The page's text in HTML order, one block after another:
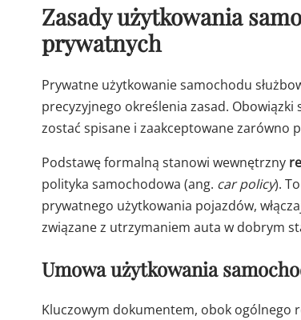
Zasady użytkowania
prywatnych
Prywatne użytkowanie samochodu
precyzyjnego określenia zasad.
zostać spisane i zaakceptowane zarówno
Podstawę formalną stanowi wewnętrzny
polityka samochodowa (ang. car policy).
prywatnego użytkowania pojazdów,
związane z utrzymaniem auta w dobrym
Umowa użytkowania
Kluczowym dokumentem, obok ogólnego